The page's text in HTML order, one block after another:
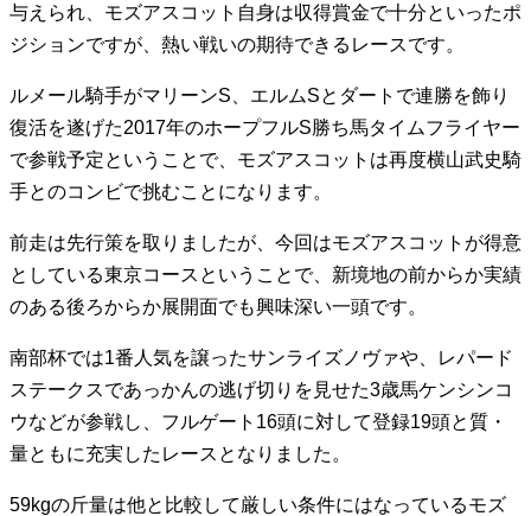
与えられ、モズアスコット自身は収得賞金で十分といったポ
ジションですが、熱い戦いの期待できるレースです。
ルメール騎手がマリーンS、エルムSとダートで連勝を飾り
復活を遂げた2017年のホープフルS勝ち馬タイムフライヤー
で参戦予定ということで、モズアスコットは再度横山武史騎
手とのコンビで挑むことになります。
前走は先行策を取りましたが、今回はモズアスコットが得意
としている東京コースということで、新境地の前からか実績
のある後ろからか展開面でも興味深い一頭です。
南部杯では1番人気を譲ったサンライズノヴァや、レパード
ステークスであっかんの逃げ切りを見せた3歳馬ケンシンコ
ウなどが参戦し、フルゲート16頭に対して登録19頭と質・
量ともに充実したレースとなりました。
59kgの斤量は他と比較して厳しい条件にはなっているモズ